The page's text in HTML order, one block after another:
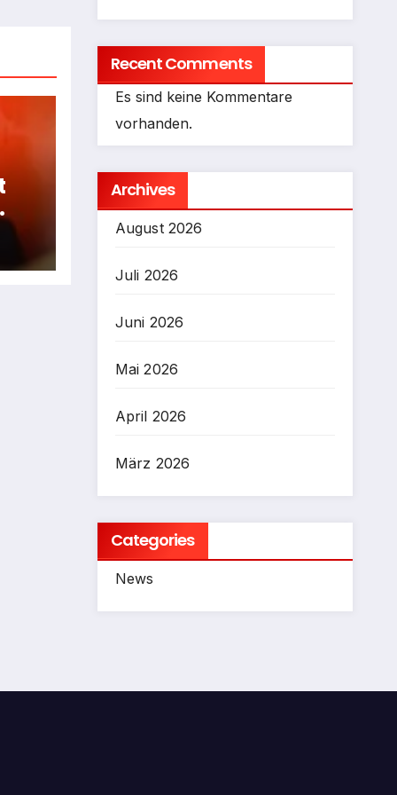
Recent Comments
Es sind keine Kommentare
vorhanden.
Archives
August 2026
Juli 2026
Juni 2026
Mai 2026
April 2026
März 2026
Categories
News